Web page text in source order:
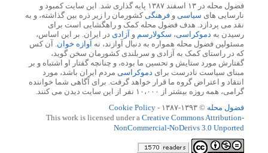
فضول محله در ۱۳ اسفند ۱۳۸۷ پایه گذاری شد. این سایت کمبود و
نارسایی های سیاسی و فرهنگی کشورمان را زیر ذره بین گذاشته، و به
نقد می پردازد. هدف فضول محله کمک و راهگشایی است برای
رسیدن به دموکراسی، سکولارسم و آزادی در ایران. بر این اساس،
مسئولین فضول محله همواره به دنبال آوازند، نه آوازه خوان . آن کس
که در راستای کمک به آزادی و سربلندی کشورمان سخن گوید،
گفتارش مورد ستایش و تحسین ما بوده، و چنانچه گفتار او اشتباه و بر
مبنای سیاست نادرست برای دموکراسی مردم ایران باشد، مورد
انتقاد و اعتراض گروه ما قرار خواهد گرفت. برای آگاهی شما خواننده
گرامی، همه روزه بیشتر از ۱۰،۰۰۰ نفر از این سایت دیدن می کنند.
فضول محله © ۱۳۹۳-۱۳۸۷ -
Cookie Policy
This work is licensed under a Creative Commons Attribution-
NonCommercial-NoDerivs 3.0 Unported